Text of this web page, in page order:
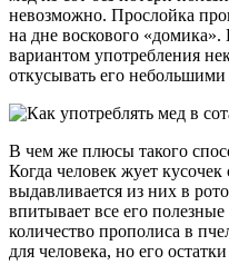
невозможно. Прослойка
на дне воскового
вариантом употребления
откусывать его
В чем же плюсы такого
Когда человек жует
выдавливается из них в
впитывает все его
количество прополиса в
для человека, но его